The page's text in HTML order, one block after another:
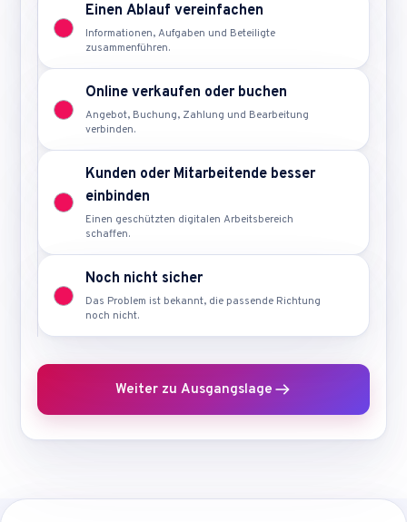
Einen Ablauf vereinfachen
Informationen, Aufgaben und Beteiligte
zusammenführen.
Online verkaufen oder buchen
Angebot, Buchung, Zahlung und Bearbeitung
verbinden.
Kunden oder Mitarbeitende besser
einbinden
Einen geschützten digitalen Arbeitsbereich
schaffen.
Noch nicht sicher
Das Problem ist bekannt, die passende Richtung
noch nicht.
Weiter zu Ausgangslage